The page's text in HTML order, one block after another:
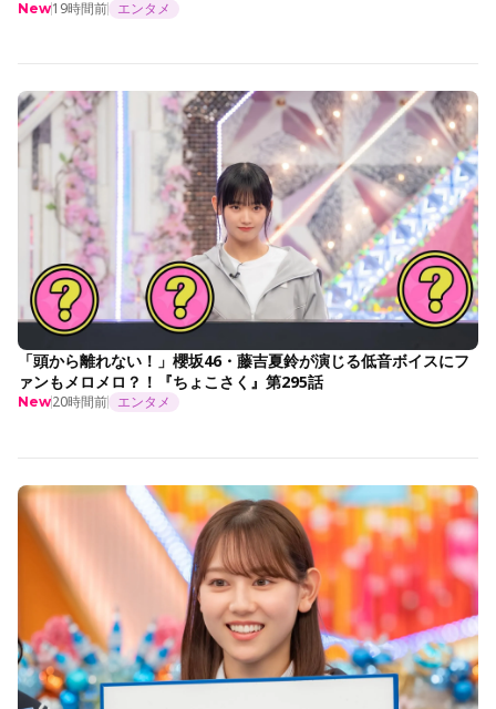
New19時間前 エンタメ
「頭から離れない！」櫻坂46・藤吉夏鈴が演じる低音ボイスにフ
ァンもメロメロ？！『ちょこさく』第295話
New20時間前 エンタメ